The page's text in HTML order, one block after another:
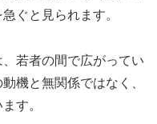
ぐと見られます。
若者の間で広がってい
機と無関係ではなく、
す。